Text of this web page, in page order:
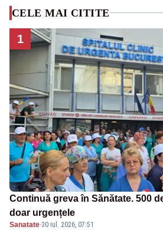
CELE MAI CITITE
1
Continuă greva în Sănătate. 500
doar urgențele
Sanatate·30 iul. 2026, 07:51